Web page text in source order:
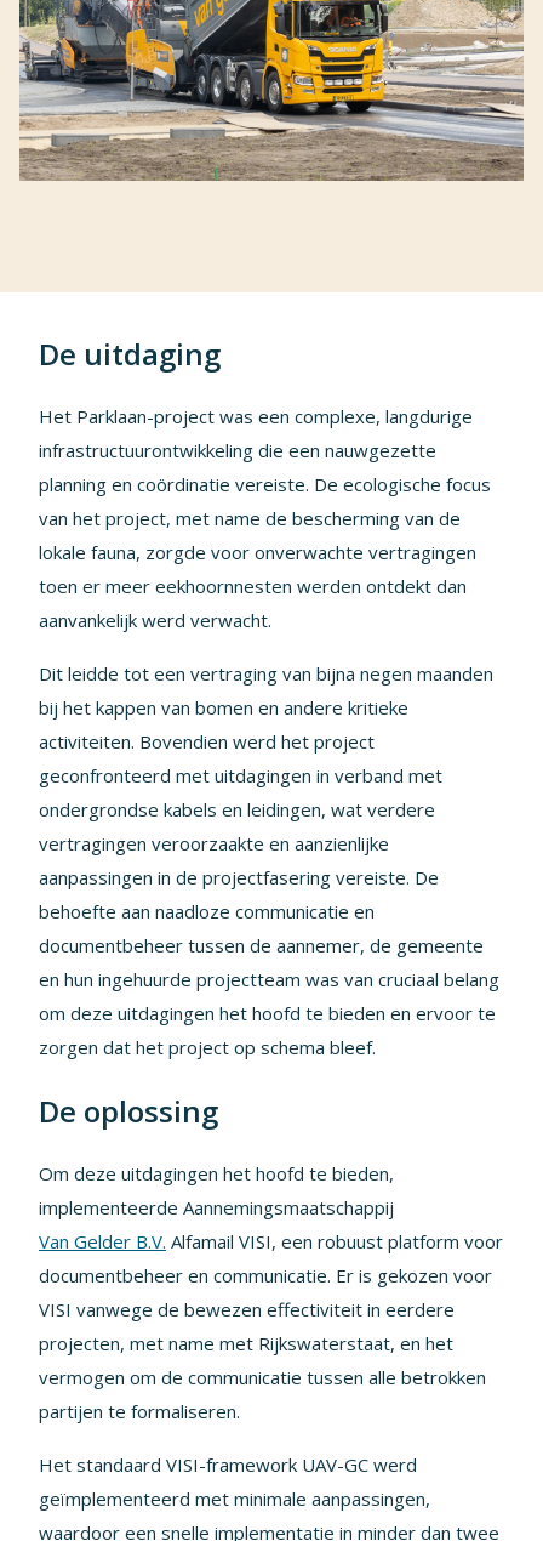
De uitdaging
Het Parklaan-project was een complexe, langdurige
infrastructuurontwikkeling die een nauwgezette
planning en coördinatie vereiste. De ecologische focus
van het project, met name de bescherming van de
lokale fauna, zorgde voor onverwachte vertragingen
toen er meer eekhoornnesten werden ontdekt dan
aanvankelijk werd verwacht.
Dit leidde tot een vertraging van bijna negen maanden
bij het kappen van bomen en andere kritieke
activiteiten. Bovendien werd het project
geconfronteerd met uitdagingen in verband met
ondergrondse kabels en leidingen, wat verdere
vertragingen veroorzaakte en aanzienlijke
aanpassingen in de projectfasering vereiste. De
behoefte aan naadloze communicatie en
documentbeheer tussen de aannemer, de gemeente
en hun ingehuurde projectteam was van cruciaal belang
om deze uitdagingen het hoofd te bieden en ervoor te
zorgen dat het project op schema bleef.
De oplossing
Om deze uitdagingen het hoofd te bieden,
implementeerde Aannemingsmaatschappij
Van Gelder B.V. Alfamail VISI, een robuust platform voor
documentbeheer en communicatie. Er is gekozen voor
VISI vanwege de bewezen effectiviteit in eerdere
projecten, met name met Rijkswaterstaat, en het
vermogen om de communicatie tussen alle betrokken
partijen te formaliseren.
Het standaard VISI-framework UAV-GC werd
geïmplementeerd met minimale aanpassingen,
waardoor een snelle implementatie in minder dan twee